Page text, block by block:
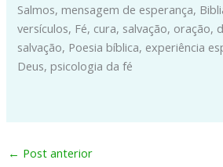
Salmos, mensagem de esperança,
versículos, Fé, cura, salvação, oração,
salvação, Poesia bíblica, experiência
Deus, psicologia da fé
← Post anterior